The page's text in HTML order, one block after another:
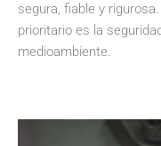
segura, fiable y
prioritario es la
medioambiente.